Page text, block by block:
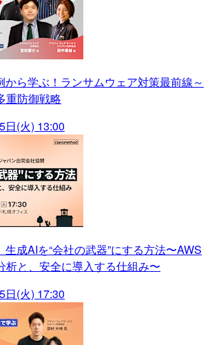
から学ぶ！ランサムウェア対策最前線～
重防御戦略
日(火) 13:00
生成AIを“会社の武器”にする方法〜AWS
析と、安全に導入する仕組み〜
日(火) 17:30